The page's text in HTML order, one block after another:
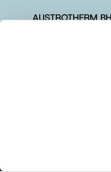
AUSTROTHERM
Uputstvo za